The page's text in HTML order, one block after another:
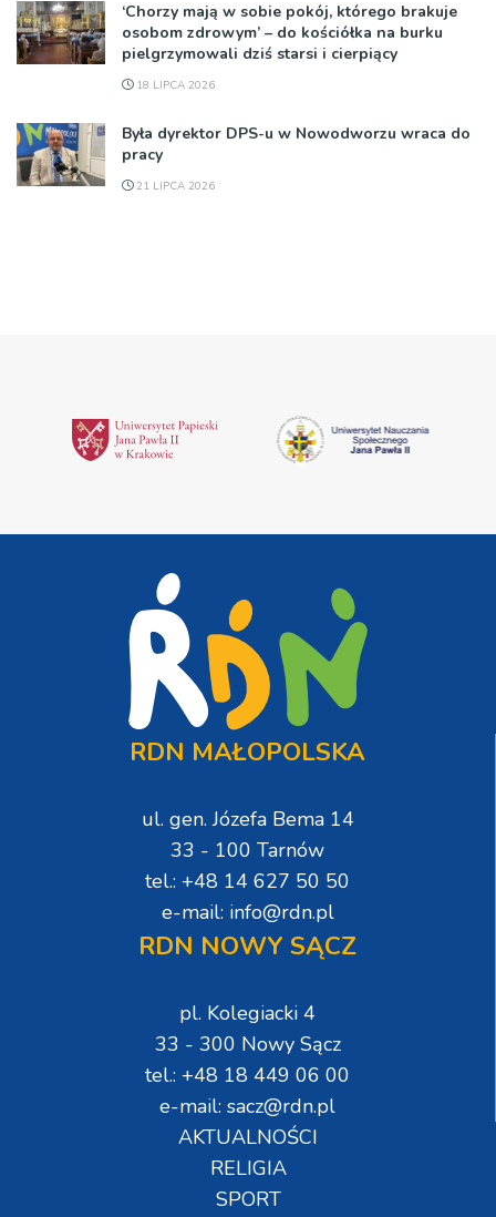
‘Chorzy mają w sobie pokój, którego brakuje
osobom zdrowym’ – do kościółka na burku
pielgrzymowali dziś starsi i cierpiący
18 LIPCA 2026
Była dyrektor DPS-u w Nowodworzu wraca do
pracy
21 LIPCA 2026
RDN MAŁOPOLSKA
ul. gen. Józefa Bema 14
33 - 100 Tarnów
tel.: +48 14 627 50 50
e-mail: info@rdn.pl
RDN NOWY SĄCZ
pl. Kolegiacki 4
33 - 300 Nowy Sącz
tel.: +48 18 449 06 00
e-mail: sacz@rdn.pl
AKTUALNOŚCI
RELIGIA
SPORT